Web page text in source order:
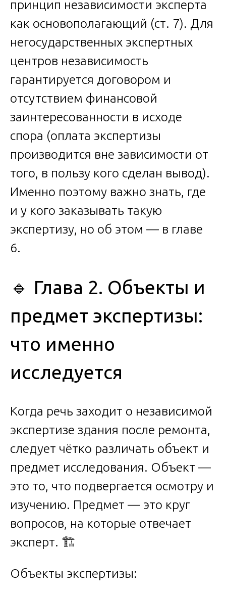
принцип независимости эксперта
как основополагающий (ст. 7). Для
негосударственных экспертных
центров независимость
гарантируется договором и
отсутствием финансовой
заинтересованности в исходе
спора (оплата экспертизы
производится вне зависимости от
того, в пользу кого сделан вывод).
Именно поэтому важно знать, где
и у кого заказывать такую
экспертизу, но об этом — в главе
6.
🔹 Глава 2. Объекты и
предмет экспертизы:
что именно
исследуется
Когда речь заходит о независимой
экспертизе здания после ремонта,
следует чётко различать объект и
предмет исследования. Объект —
это то, что подвергается осмотру и
изучению. Предмет — это круг
вопросов, на которые отвечает
эксперт. 🏗
Объекты экспертизы: